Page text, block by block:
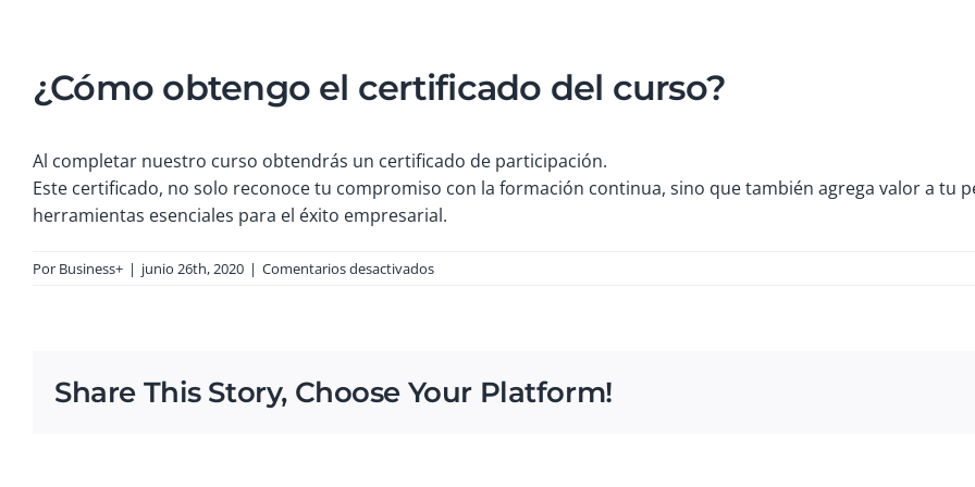
¿Cómo obtengo el certificado del curso?
Al completar nuestro curso obtendrás un certificado de participación.
Este certificado, no solo reconoce tu compromiso con la formación continua, sino que también agrega valor a tu
herramientas esenciales para el éxito empresarial.
Por Business+ | junio 26th, 2020 | Comentarios desactivadosen
curso?
Share This Story, Choose Your Platform!